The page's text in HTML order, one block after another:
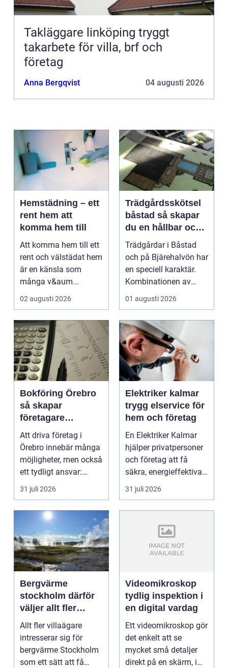
Takläggare linköping tryggt
takarbete för villa, brf och
företag
Anna Bergqvist 04 augusti 2026
Hemstädning – ett
rent hem att
komma hem till
Att komma hem till ett
rent och välstädat hem
är en känsla som
många v&aum...
02 augusti 2026
Trädgårdsskötsel
båstad så skapar
du en hållbar och
vacker trädgård på
bjäre
Trädgårdar i Båstad
och på Bjärehalvön har
en speciell karaktär.
Kombinationen av
närheten till have...
01 augusti 2026
Bokföring Örebro
så skapar
företagare
tryggare ekonomi
Att driva företag i
Örebro innebär många
möjligheter, men också
ett tydligt ansvar:
ekonomin måste v...
31 juli 2026
Elektriker kalmar
trygg elservice för
hem och företag
En Elektriker Kalmar
hjälper privatpersoner
och företag att få
säkra, energieffektiva
och framtidssä...
31 juli 2026
Bergvärme
stockholm därför
väljer allt fler
denna
uppvärmning
Allt fler villaägare
intresserar sig för
bergvärme Stockholm
som ett sätt att få
Videomikroskop
tydlig inspektion i
en digital vardag
Ett videomikroskop gör
det enkelt att se
mycket små detaljer
direkt på en skärm, i